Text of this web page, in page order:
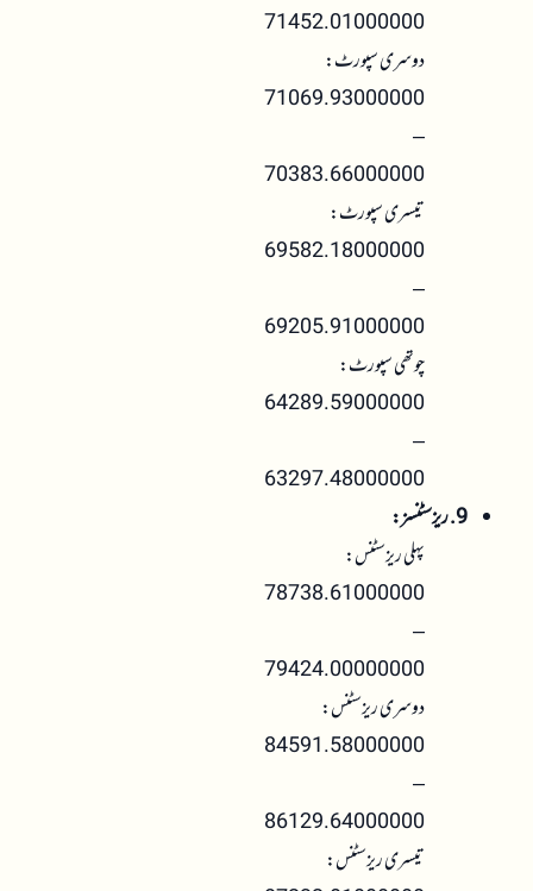
71452.01000000
دوسری سپورٹ:
71069.93000000
–
70383.66000000
تیسری سپورٹ:
69582.18000000
–
69205.91000000
چوتھی سپورٹ:
64289.59000000
–
63297.48000000
9. ریزسٹنسز:
پہلی ریزسٹنس:
78738.61000000
–
79424.00000000
دوسری ریزسٹنس:
84591.58000000
–
86129.64000000
تیسری ریزسٹنس: